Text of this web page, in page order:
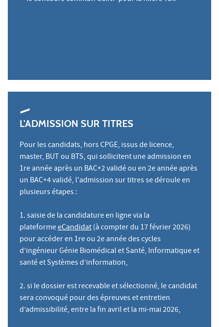
L'ADMISSION SUR TITRES
Pour les candidats, hors CPGE, issus de licence,
master, BUT ou BTS, qui sollicitent une admission en
1re année après un BAC+2 validé ou en 2e année après
un BAC+4 validé, l'admission sur titres se déroule en
plusieurs étapes :
1. saisie de la candidature en ligne via la
plateformeeCandidat(à compter du 17 février 2026)
pour accéder en 1re ou 2e année des cycles
d’ingénieur Génie Biomédical et Santé, Informatique et
santé et Systèmes d’information,
2. si le dossier est recevable et sélectionné, le candidat
sera convoqué pour des épreuves et entretien
d’admissibilité, entre la fin avril et la mi-mai 2026,